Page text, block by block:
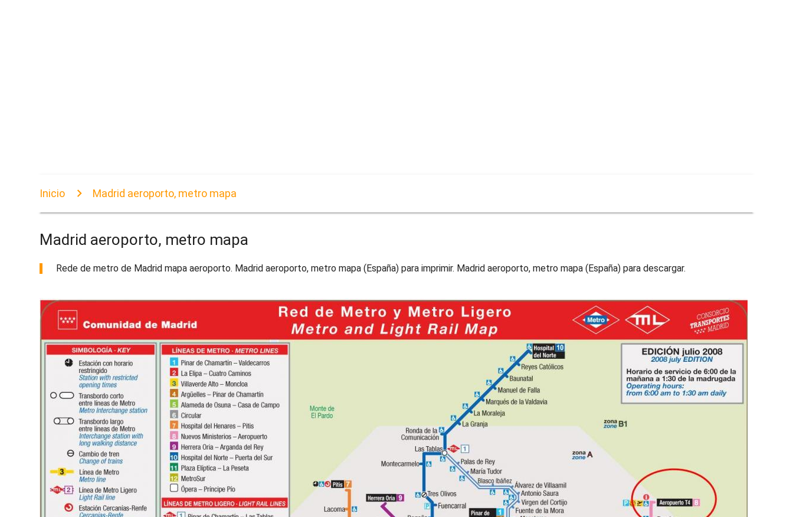
Inicio Madrid aeroporto, metro mapa
Madrid aeroporto, metro mapa
Rede de metro de Madrid mapa aeroporto. Madrid aeroporto, metro mapa (España) para imprimir. Madrid aeroporto, metro mapa (España) para descargar.